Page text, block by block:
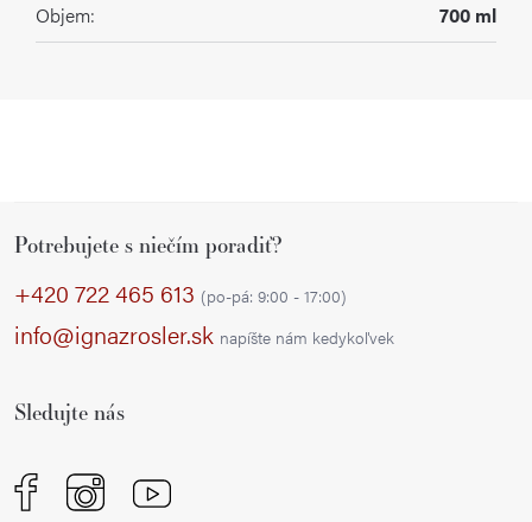
Objem: 700 ml
Potrebujete s niečím poradiť?
+420 722 465 613 (po-pá: 9:00 - 17:00)
info@ignazrosler.sk napíšte nám kedykoľvek
Sledujte nás